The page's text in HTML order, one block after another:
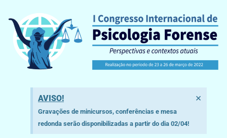
AVISO!
Gravações de minicursos, conferências e mesa
redonda serão disponibilizadas a partir do dia 02/04!
×